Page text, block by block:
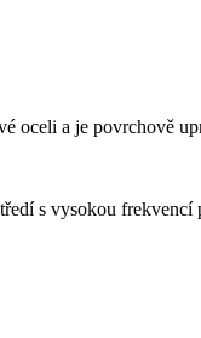
oceli a je povrchově
s vysokou frekvencí